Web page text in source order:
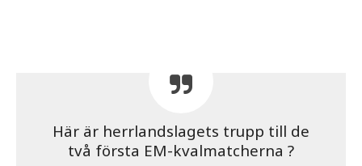
Här är herrlandslagets trupp till de
två första EM-kvalmatcherna ?